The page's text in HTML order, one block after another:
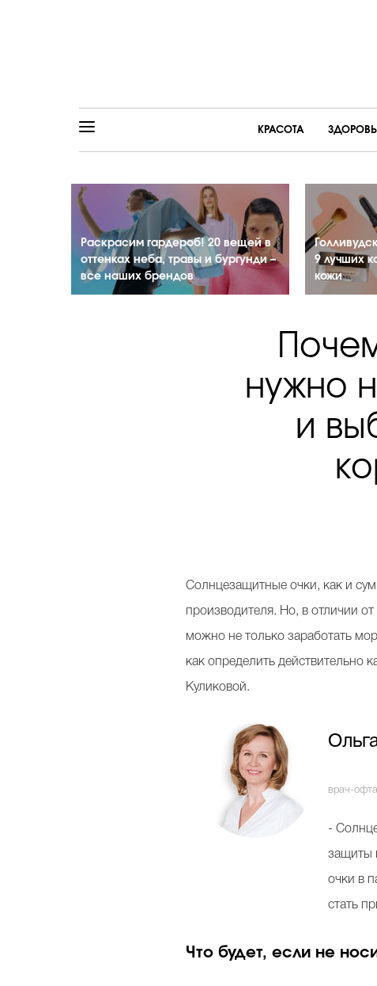
КРАСОТА
Раскрасим гардероб! 20 вещей в
оттенках неба, травы и бургунди –
все наших брендов
9 лучших
кожи
нужно
и
Солнцезащитные очки, как и
производителя. Но, в отличии
можно не только заработать
как определить действительно
Куликовой.
врач-
-
защиты
очки в
стать
Что будет, если не